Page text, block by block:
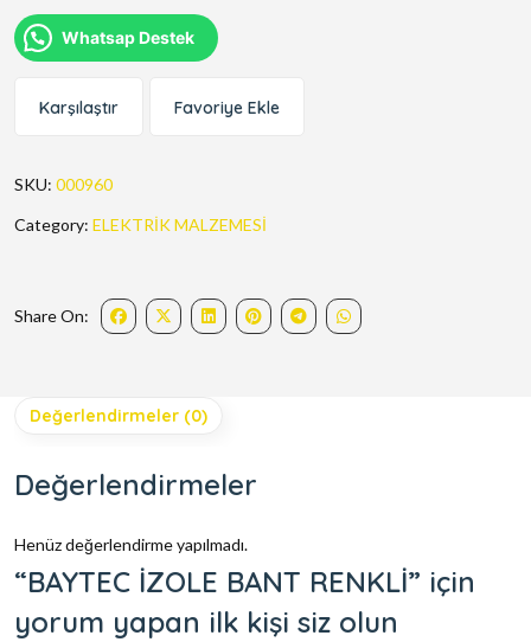
Whatsap Destek
Karşılaştır Favoriye Ekle
SKU: 000960
Category: ELEKTRİK MALZEMESİ
Share On:
Değerlendirmeler (0)
Değerlendirmeler
Henüz değerlendirme yapılmadı.
“BAYTEC İZOLE BANT RENKLİ” için
yorum yapan ilk kişi siz olun